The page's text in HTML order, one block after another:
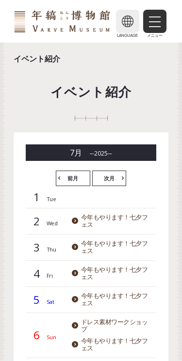
LANGUAGE メニュー
イベント紹介
イベント紹介
7月 2025
前月 次月
1
2
今年もやります！七夕フ
ェス
3
今年もやります！七夕フ
ェス
4
今年もやります！七夕フ
ェス
5
今年もやります！七夕フ
ェス
6
ドレス素材ワークショッ
プ
今年もやります！七夕フ
ェス